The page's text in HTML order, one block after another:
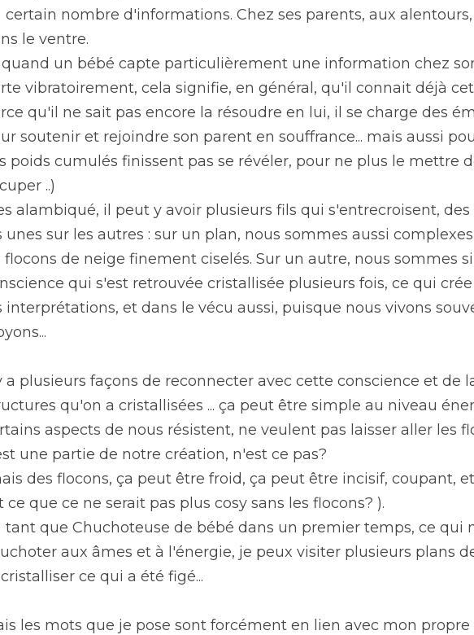
certain nombre d'informations. Chez ses parents, aux
le ventre.
quand un bébé capte particulièrement une information chez
vibratoirement, cela signifie, en général, qu'il connait déjà
qu'il ne sait pas encore la résoudre en lui, il se charge des
soutenir et rejoindre son parent en souffrance... mais aussi
poids cumulés finissent pas se révéler, pour ne plus le mettre
..)
alambiqué, il peut y avoir plusieurs fils qui s'entrecroisent,
unes sur les autres : sur un plan, nous sommes aussi
flocons de neige finement ciselés. Sur un autre, nous sommes
qui s'est retrouvée cristallisée plusieurs fois, ce qui
interprétations, et dans le vécu aussi, puisque nous vivons
a plusieurs façons de reconnecter avec cette conscience et de
qu'on a cristallisées ... ça peut être simple au niveau
aspects de nous résistent, ne veulent pas laisser aller les
une partie de notre création, n'est ce pas?
des flocons, ça peut être froid, ça peut être incisif, coupant,
ce que ce ne serait pas plus cosy sans les flocons? ).
tant que Chuchoteuse de bébé dans un premier temps, ce qui
aux âmes et à l'énergie, je peux visiter plusieurs plans
ce qui a été figé...
les mots que je pose sont forcément en lien avec mon